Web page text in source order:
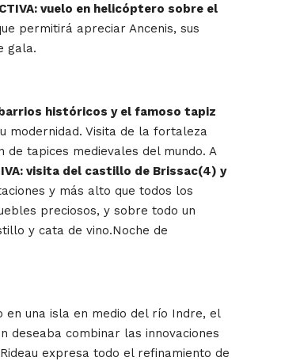
vuelo en helicóptero sobre el
permitirá apreciar Ancenis, sus
gala.
barrios históricos y el famoso tapiz
modernidad. Visita de la fortaleza
tapices medievales del mundo. A
visita del castillo de Brissac(4) y
y más alto que todos los
preciosos, y sobre todo un
y cata de vino.Noche de
en una isla en medio del río Indre, el
deseaba combinar las innovaciones
expresa todo el refinamiento de